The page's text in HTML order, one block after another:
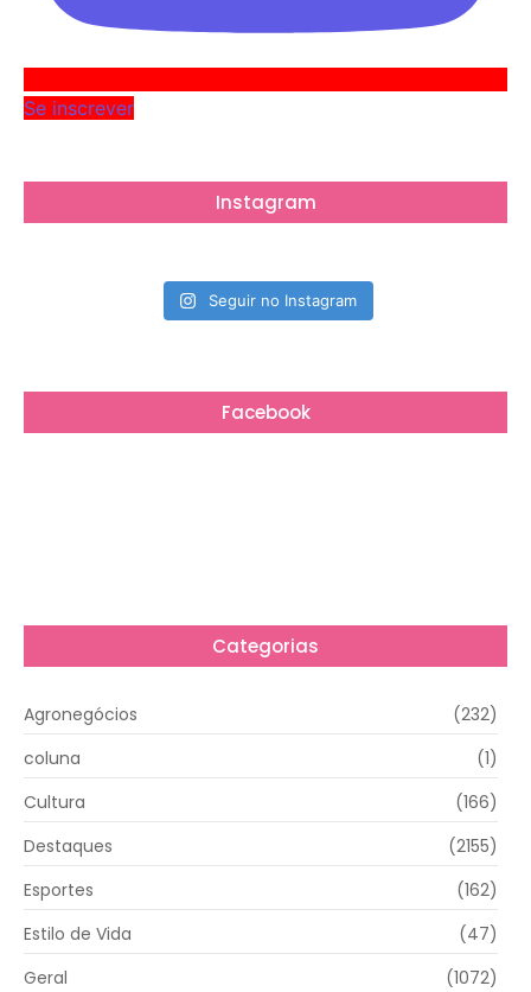
Se inscrever
Instagram
Seguir no Instagram
Facebook
Categorias
Agronegócios
(232)
coluna
(1)
Cultura
(166)
Destaques
(2155)
Esportes
(162)
Estilo de Vida
(47)
Geral
(1072)